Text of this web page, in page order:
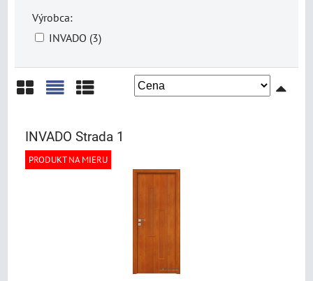
Výrobca:
INVADO (3)
INVADO Strada 1
PRODUKT NA MIERU